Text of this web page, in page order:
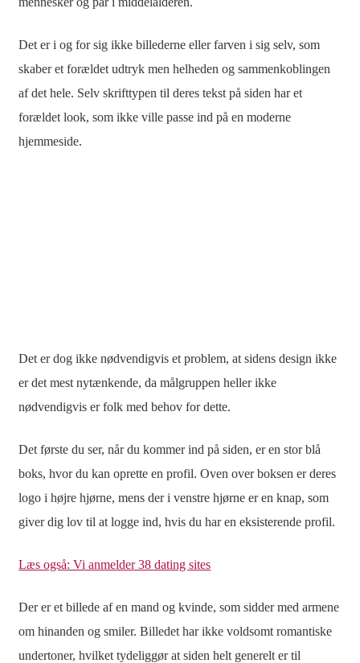
Det er i og for sig ikke billederne eller farven i sig selv, som
skaber et forældet udtryk men helheden og sammenkoblingen
af det hele. Selv skrifttypen til deres tekst på siden har et
forældet look, som ikke ville passe ind på en moderne
hjemmeside.
Det er dog ikke nødvendigvis et problem, at sidens design ikke
er det mest nytænkende, da målgruppen heller ikke
nødvendigvis er folk med behov for dette.
Det første du ser, når du kommer ind på siden, er en stor blå
boks, hvor du kan oprette en profil. Oven over boksen er deres
logo i højre hjørne, mens der i venstre hjørne er en knap, som
giver dig lov til at logge ind, hvis du har en eksisterende profil.
Læs også: Vi anmelder 38 dating sites
Der er et billede af en mand og kvinde, som sidder med armene
om hinanden og smiler. Billedet har ikke voldsomt romantiske
undertoner, hvilket tydeliggør at siden helt generelt er til